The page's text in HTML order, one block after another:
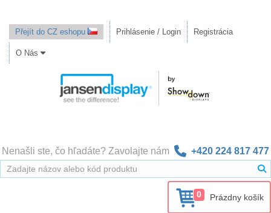
Přejít do CZ eshopu Prihlásenie / Login Registrácia
O Nás
Nenašli ste, čo hľadáte? Zavolajte nám +420 224 817 477
0 Prázdny košík